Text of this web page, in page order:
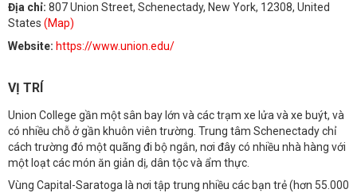
Địa chỉ: 807 Union Street, Schenectady, New York, 12308, United
States (Map)
Website: https://www.union.edu/
VỊ TRÍ
Union College gần một sân bay lớn và các trạm xe lửa và xe buýt, và
có nhiều chỗ ở gần khuôn viên trường. Trung tâm Schenectady chỉ
cách trường đó một quãng đi bộ ngắn, nơi đây có nhiều nhà hàng với
một loạt các món ăn giản dị, dân tộc và ẩm thực.
Vùng Capital-Saratoga là nơi tập trung nhiều các bạn trẻ (hơn 55.000